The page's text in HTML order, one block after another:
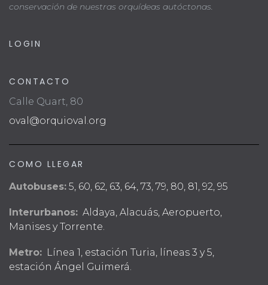
conservación de nuestras orquídeas autóctonas.
LOGIN
CONTACTO
Calle Quart, 80
oval@orquioval.org
COMO LLEGAR
Autobuses: 5, 60, 62, 63, 64, 73, 79, 80, 81, 92, 95
Interurbanos: Aldaya, Alacuás, Aeropuerto,
Manises y Torrente.
Metro: Línea 1, estación Turia, líneas 3 y 5,
estación Ángel Guimerá.